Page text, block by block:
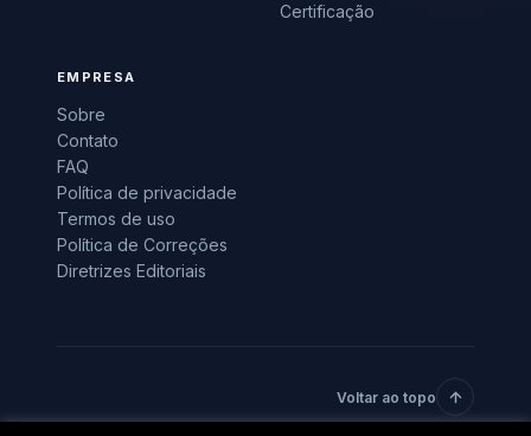
Certificação
EMPRESA
Sobre
Contato
FAQ
Política de privacidade
Termos de uso
Política de Correções
Diretrizes Editoriais
Voltar ao topo